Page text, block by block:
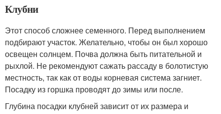
Клубни
Этот способ сложнее семенного. Перед выполнением
подбирают участок. Желательно, чтобы он был хорошо
освещен солнцем. Почва должна быть питательной и
рыхлой. Не рекомендуют сажать рассаду в болотистую
местность, так как от воды корневая система загниет.
Посадку из горшка проводят до зимы или после.
Глубина посадки клубней зависит от их размера и